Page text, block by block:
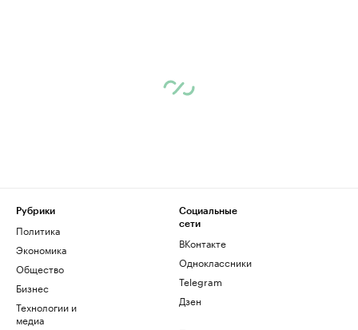
Рубрики
Политика
Экономика
Общество
Бизнес
Технологии и
медиа
Социальные
сети
ВКонтакте
Одноклассники
Telegram
Дзен